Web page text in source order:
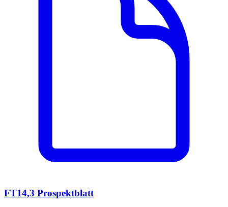
FT14,3 Prospektblatt